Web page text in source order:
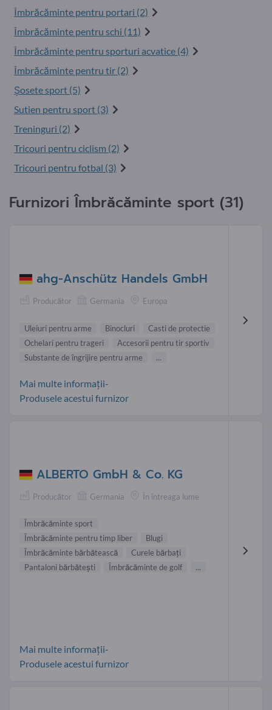
Îmbrăcăminte pentru portari (2)
Îmbrăcăminte pentru schi (11)
Îmbrăcăminte pentru sporturi acvatice (4)
Îmbrăcăminte pentru tir (2)
Şosete sport (5)
Sutien pentru sport (3)
Treninguri (2)
Tricouri pentru ciclism (2)
Tricouri pentru fotbal (3)
Furnizori Îmbrăcăminte sport (31)
ahg-Anschütz Handels GmbH
Producător Germania Europa
Uleiuri pentru arme Binocluri
Casti de protectie
Ochelari pentru trageri
Accesorii pentru tir sportiv
Substante de îngrijire pentru arme
...
Mai multe informații-
Produsele acestui furnizor
ALBERTO GmbH & Co. KG
Producător Germania În întreaga lume
Îmbrăcăminte sport
Îmbrăcăminte pentru timp liber
Blugi
Îmbrăcăminte bărbătească
Curele bărbaţi
Pantaloni bărbăteşti
Îmbrăcăminte de golf ...
Mai multe informații-
Produsele acestui furnizor